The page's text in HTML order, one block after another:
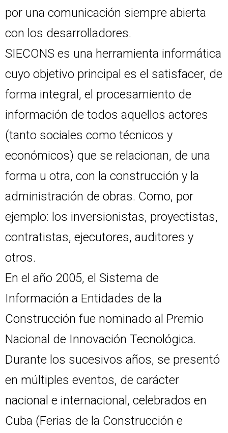
por una comunicación siempre abierta
con los desarrolladores.
SIECONS es una herramienta informática
cuyo objetivo principal es el satisfacer, de
forma integral, el procesamiento de
información de todos aquellos actores
(tanto sociales como técnicos y
económicos) que se relacionan, de una
forma u otra, con la construcción y la
administración de obras. Como, por
ejemplo: los inversionistas, proyectistas,
contratistas, ejecutores, auditores y
otros.
En el año 2005, el Sistema de
Información a Entidades de la
Construcción fue nominado al Premio
Nacional de Innovación Tecnológica.
Durante los sucesivos años, se presentó
en múltiples eventos, de carácter
nacional e internacional, celebrados en
Cuba (Ferias de la Construcción e